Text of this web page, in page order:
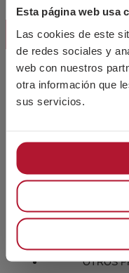
Esta página web usa
Las cookies de este
de redes sociales y
web con nuestros
otra información que
sus servicios.
TORNILLERÍA
OTROS